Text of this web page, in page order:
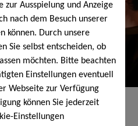
zur Ausspielung und Anzeige
nach dem Besuch unserer
können. Durch unsere
Sie selbst entscheiden, ob
möchten. Bitte beachten
Einstellungen eventuell
Webseite zur Verfügung
können Sie jederzeit
Einstellungen